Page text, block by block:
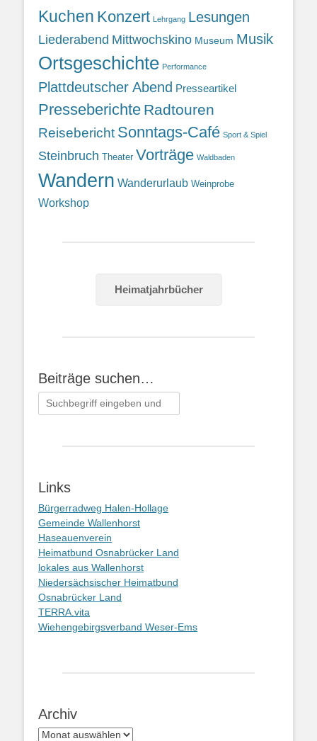
Kuchen Konzert Lehrgang Lesungen
Liederabend Mittwochskino Museum Musik
Ortsgeschichte Performance
Plattdeutscher Abend Presseartikel
Presseberichte Radtouren
Reisebericht Sonntags-Café Sport & Spiel
Steinbruch Theater Vorträge Waldbaden
Wandern Wanderurlaub Weinprobe
Workshop
Heimatjahrbücher
Beiträge suchen…
Suchen
nach:
Links
Bürgerradweg Halen-Hollage
Gemeinde Wallenhorst
Haseauenverein
Heimatbund Osnabrücker Land
lokales aus Wallenhorst
Niedersächsischer Heimatbund
Osnabrücker Land
TERRA.vita
Wiehengebirgsverband Weser-Ems
Archiv
Archiv